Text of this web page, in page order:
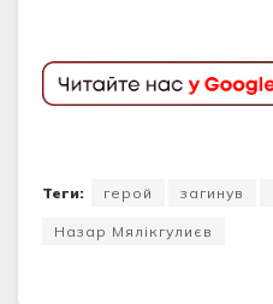
Теги: герой загинув
Назар Мялікгулиєв